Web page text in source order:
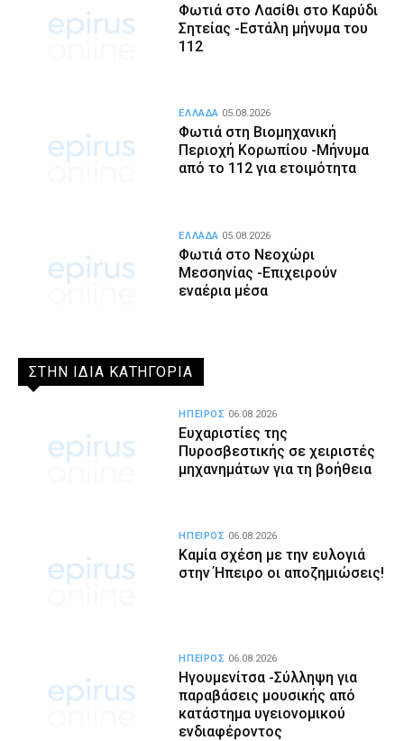
Φωτιά στο Λασίθι στο Καρύδι
Σητείας -Εστάλη μήνυμα του
112
Φωτιά στη Βιομηχανική
Περιοχή Κορωπίου -Μήνυμα
από το 112 για ετοιμότητα
ΕΛΛΑΔΑ 05.08.2026
Φωτιά στο Νεοχώρι
Μεσσηνίας -Επιχειρούν
εναέρια μέσα
ΕΛΛΑΔΑ 05.08.2026
ΣΤΗΝ ΙΔΙΑ ΚΑΤΗΓΟΡΙΑ
Ευχαριστίες της
Πυροσβεστικής σε χειριστές
μηχανημάτων για τη βοήθεια
ΗΠΕΙΡΟΣ 06.08.2026
Καμία σχέση με την ευλογιά
στην Ήπειρο οι αποζημιώσεις!
ΗΠΕΙΡΟΣ 06.08.2026
Ηγουμενίτσα -Σύλληψη για
παραβάσεις μουσικής από
κατάστημα υγειονομικού
ενδιαφέροντος
ΗΠΕΙΡΟΣ 06.08.2026